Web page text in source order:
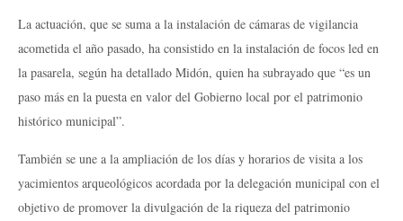
La actuación, que se suma a la instalación de cámaras de vigilancia
acometida el año pasado, ha consistido en la instalación de focos led en
la pasarela, según ha detallado Midón, quien ha subrayado que “es un
paso más en la puesta en valor del Gobierno local por el patrimonio
histórico municipal”.
También se une a la ampliación de los días y horarios de visita a los
yacimientos arqueológicos acordada por la delegación municipal con el
objetivo de promover la divulgación de la riqueza del patrimonio